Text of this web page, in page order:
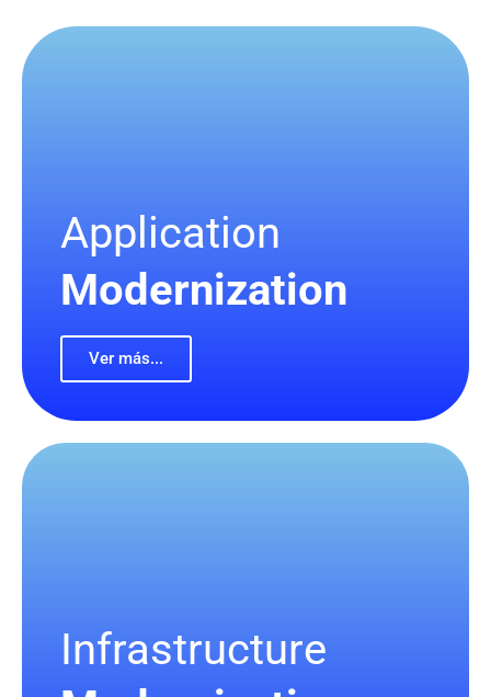
Application
Modernization
Ver más...
Infrastructure